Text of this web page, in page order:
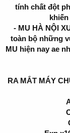
tính chất đột
- MU HÀ NỘI
toàn bộ những
MU hiện nay ae
RA MẮT MÁY